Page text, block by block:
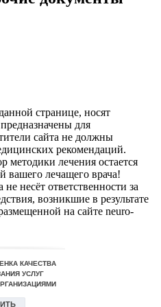
странице, носят
для
сайта не должны
рекомендаций.
методики лечения остается
вашего лечащего врача!
несёт ответственности за
возникшие в результате
на сайте neuro-